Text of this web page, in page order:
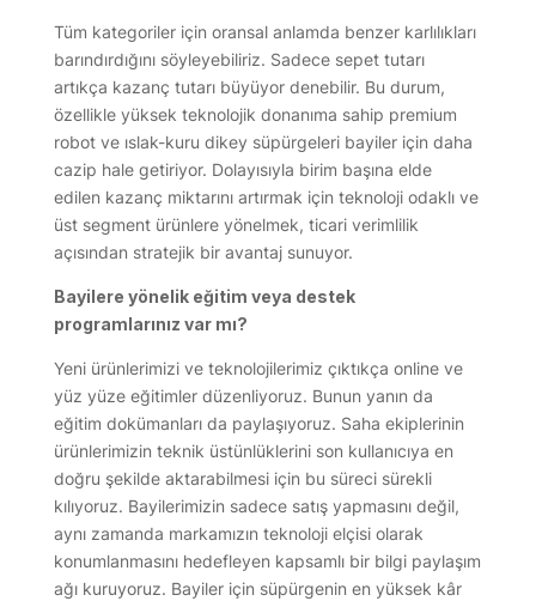
Tüm kategoriler için oransal anlamda benzer karlılıkları
barındırdığını söyleyebiliriz. Sadece sepet tutarı
artıkça kazanç tutarı büyüyor denebilir. Bu durum,
özellikle yüksek teknolojik donanıma sahip premium
robot ve ıslak-kuru dikey süpürgeleri bayiler için daha
cazip hale getiriyor. Dolayısıyla birim başına elde
edilen kazanç miktarını artırmak için teknoloji odaklı ve
üst segment ürünlere yönelmek, ticari verimlilik
açısından stratejik bir avantaj sunuyor.
Bayilere yönelik eğitim veya destek
programlarınız var mı?
Yeni ürünlerimizi ve teknolojilerimiz çıktıkça online ve
yüz yüze eğitimler düzenliyoruz. Bunun yanın da
eğitim dokümanları da paylaşıyoruz. Saha ekiplerinin
ürünlerimizin teknik üstünlüklerini son kullanıcıya en
doğru şekilde aktarabilmesi için bu süreci sürekli
kılıyoruz. Bayilerimizin sadece satış yapmasını değil,
aynı zamanda markamızın teknoloji elçisi olarak
konumlanmasını hedefleyen kapsamlı bir bilgi paylaşım
ağı kuruyoruz. Bayiler için süpürgenin en yüksek kâr